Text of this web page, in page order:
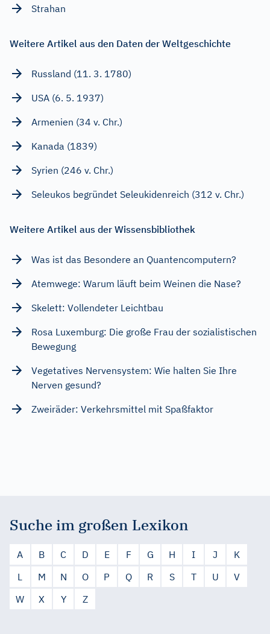
Strahan
Weitere Artikel aus den Daten der Weltgeschichte
Russland (11. 3. 1780)
USA (6. 5. 1937)
Armenien (34 v. Chr.)
Kanada (1839)
Syrien (246 v. Chr.)
Seleukos begründet Seleukidenreich (312 v. Chr.)
Weitere Artikel aus der Wissensbibliothek
Was ist das Besondere an Quantencomputern?
Atemwege: Warum läuft beim Weinen die Nase?
Skelett: Vollendeter Leichtbau
Rosa Luxemburg: Die große Frau der sozialistischen
Bewegung
Vegetatives Nervensystem: Wie halten Sie Ihre
Nerven gesund?
Zweiräder: Verkehrsmittel mit Spaßfaktor
Suche im großen Lexikon
A B C D E F G H I J
K
L
M N O P Q R S T U
V
W
X Y Z